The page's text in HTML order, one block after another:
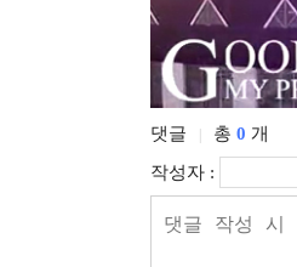
댓글 총 0 개
작성자 :